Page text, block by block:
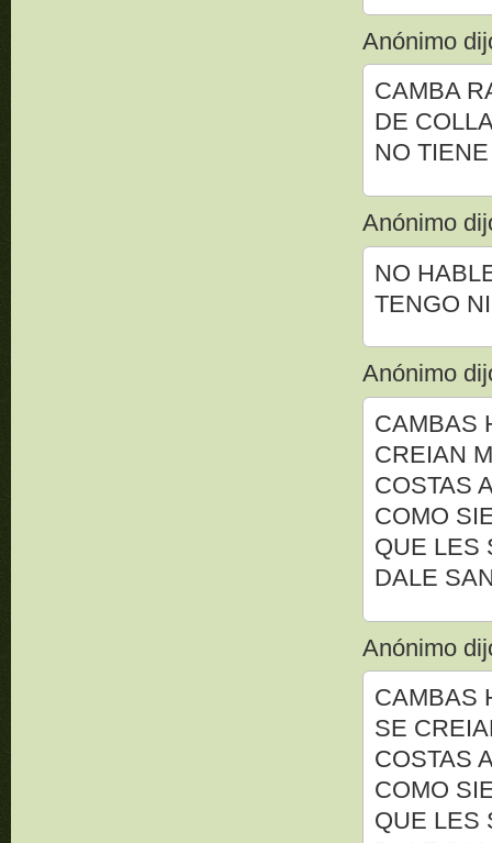
Anónimo
CAMBA
DE
NO
Anónimo
NO
TENGO
Anónimo
CAMBAS
CREIAN
COSTAS
COMO
QUE LES
DALE
Anónimo
CAMBAS
SE
COSTAS
COMO
QUE LES